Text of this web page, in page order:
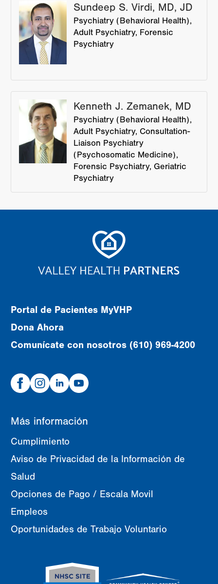
Sundeep S. Virdi, MD, JD
Psychiatry (Behavioral Health)
Adult Psychiatry Forensic
Psychiatry
Kenneth J. Zemanek, MD
Psychiatry (Behavioral Health)
Adult Psychiatry Consultation-
Liaison Psychiatry
(Psychosomatic Medicine)
Forensic Psychiatry Geriatric
Psychiatry
Portal de Pacientes MyVHP
Dona Ahora
Comunícate con nosotros (610) 969-4200
FacebookInstagram
Linked
In
Youtube
Más información
Cumplimiento
Aviso de Privacidad de la Información de
Salud
Opciones de Pago / Escala Movil
Empleos
Oportunidades de Trabajo Voluntario